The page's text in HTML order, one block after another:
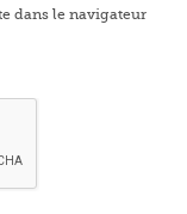
dans le navigateur